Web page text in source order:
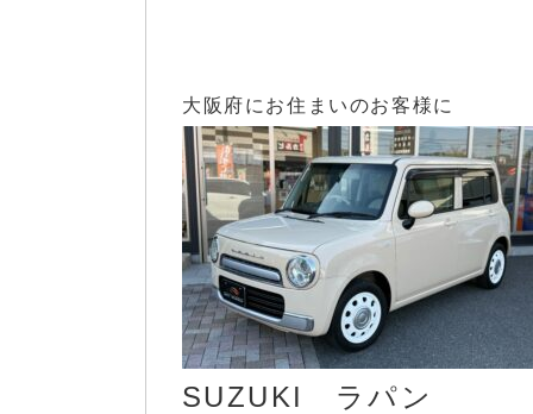
大阪府にお住まいのお客様に
SUZUKI ラパン